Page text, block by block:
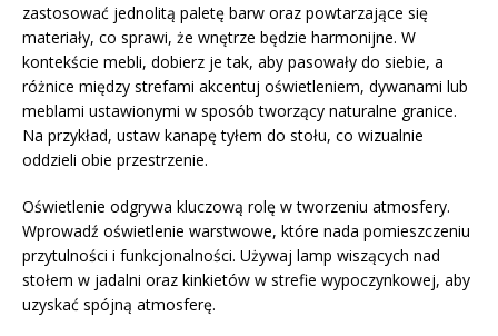
zastosować jednolitą paletę barw oraz powtarzające się
materiały, co sprawi, że wnętrze będzie harmonijne. W
kontekście mebli, dobierz je tak, aby pasowały do siebie, a
różnice między strefami akcentuj oświetleniem, dywanami lub
meblami ustawionymi w sposób tworzący naturalne granice.
Na przykład, ustaw kanapę tyłem do stołu, co wizualnie
oddzieli obie przestrzenie.
Oświetlenie odgrywa kluczową rolę w tworzeniu atmosfery.
Wprowadź oświetlenie warstwowe, które nada pomieszczeniu
przytulności i funkcjonalności. Używaj lamp wiszących nad
stołem w jadalni oraz kinkietów w strefie wypoczynkowej, aby
uzyskać spójną atmosferę.